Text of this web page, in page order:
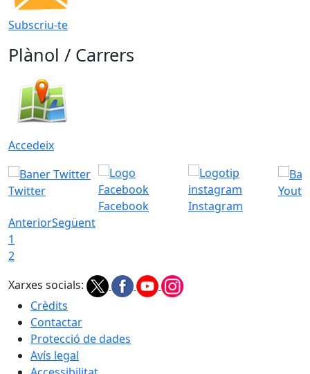
Subscriu-te
Plànol / Carrers
Accedeix
Twitter
Facebook
Instagram
AnteriorSegüent
1
2
Xarxes socials:
Crèdits
Contactar
Protecció de dades
Avís legal